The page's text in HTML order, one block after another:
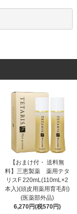
【おまけ付・ 送料無
料】三恵製薬 薬用テタ
リスF 220mL(110mL×2
本入)(頭皮用薬用育毛剤)
(医薬部外品)
6,270円(税570円)